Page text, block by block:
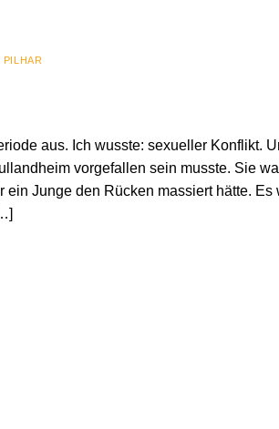
PILHAR
aus. Ich wusste: sexueller Konflikt.
vorgefallen sein musste. Sie
Junge den Rücken massiert hätte. Es